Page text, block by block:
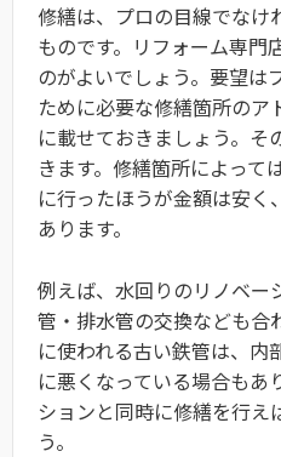
修繕は、プロの目線でなけ
ものです。リフォーム専門
のがよいでしょう。要望は
ために必要な修繕箇所のア
に載せておきましょう。そ
きます。修繕箇所によって
に行ったほうが金額は安
あります。
例えば、水回りのリノベー
管・排水管の交換なども合
に使われる古い鉄管は、
に悪くなっている場合もあ
ションと同時に修繕を行え
う。